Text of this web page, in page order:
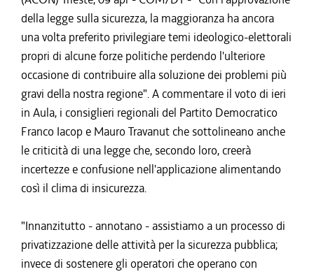
della legge sulla sicurezza, la maggioranza ha ancora
una volta preferito privilegiare temi ideologico-elettorali
propri di alcune forze politiche perdendo l'ulteriore
occasione di contribuire alla soluzione dei problemi più
gravi della nostra regione". A commentare il voto di ieri
in Aula, i consiglieri regionali del Partito Democratico
Franco Iacop e Mauro Travanut che sottolineano anche
le criticità di una legge che, secondo loro, creerà
incertezze e confusione nell'applicazione alimentando
così il clima di insicurezza.
"Innanzitutto - annotano - assistiamo a un processo di
privatizzazione delle attività per la sicurezza pubblica;
invece di sostenere gli operatori che operano con